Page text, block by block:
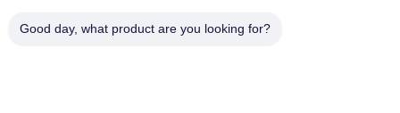
Good day, what product are you looking for?